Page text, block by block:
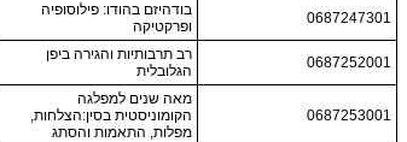
0687247301
בודהיזם בהודו: פילוסופיה
ופרקטיקה
0687252001
רב תרבותיות והגירה ביפן
הגלובלית
0687253001
מאה שנים למפלגה
הקומוניסטית בסין:הצלחות,
מפלות, התאמות והסתג